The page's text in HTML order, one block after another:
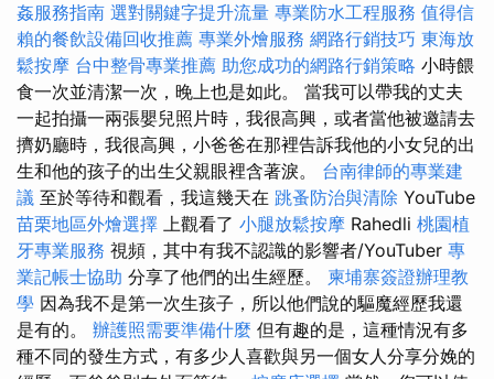
姦服務指南 選對關鍵字提升流量 專業防水工程服務 值得信
賴的餐飲設備回收推薦 專業外燴服務 網路行銷技巧 東海放
鬆按摩 台中整骨專業推薦 助您成功的網路行銷策略 小時餵
食一次並清潔一次，晚上也是如此。 當我可以帶我的丈夫
一起拍攝一兩張嬰兒照片時，我很高興，或者當他被邀請去
擠奶廳時，我很高興，小爸爸在那裡告訴我他的小女兒的出
生和他的孩子的出生父親眼裡含著淚。 台南律師的專業建
議 至於等待和觀看，我這幾天在 跳蚤防治與清除 YouTube
苗栗地區外燴選擇 上觀看了 小腿放鬆按摩 Rahedli 桃園植
牙專業服務 視頻，其中有我不認識的影響者/YouTuber 專
業記帳士協助 分享了他們的出生經歷。 柬埔寨簽證辦理教
學 因為我不是第一次生孩子，所以他們說的驅魔經歷我還
是有的。 辦護照需要準備什麼 但有趣的是，這種情況有多
種不同的發生方式，有多少人喜歡與另一個女人分享分娩的